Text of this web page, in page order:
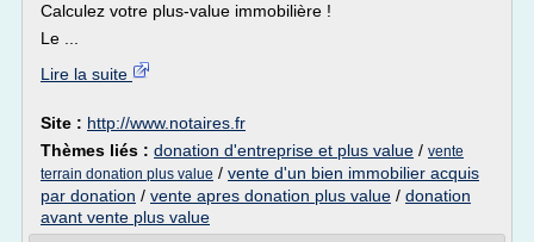
Calculez votre plus-value immobilière !
Le ...
Lire la suite
Site : http://www.notaires.fr
Thèmes liés : donation d'entreprise et plus value / vente
terrain donation plus value / vente d'un bien immobilier acquis
par donation / vente apres donation plus value / donation
avant vente plus value